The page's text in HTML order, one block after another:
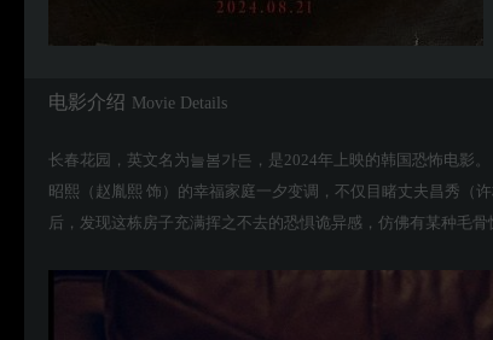
电影介绍 Movie Details
长春花园，英文名为늘봄가든，是2024年上映的韩国恐怖电影。
昭熙（赵胤熙 饰）的幸福家庭一夕变调，不仅目睹丈夫昌秀（
后，发现这栋房子充满挥之不去的恐惧诡异感，仿佛有某种毛